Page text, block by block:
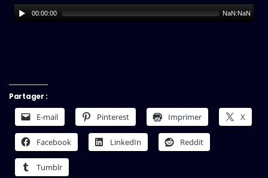
00:00:00 NaN:NaN
Partager :
E-mail Pinterest Imprimer X
Facebook LinkedIn Reddit
Tumblr